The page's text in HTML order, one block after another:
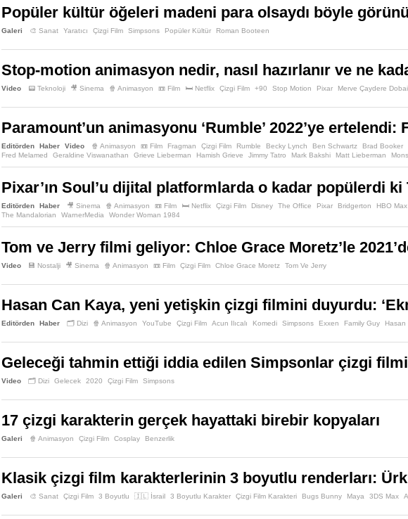
Popüler kültür öğeleri madeni para olsaydı böyle
Galeri 🎨 Sanat Yaratıcı Çizgi Film Simpsons Popüler Kültür Roman Booteen
Stop-motion animasyon nedir, nasıl hazırlanır ve ne
Video 📟 Teknoloji 🎥 Sinema 🍿 Animasyon 📼 Film 🛏️ Netflix Çizgi Film +90 Stop Motion Pixar Merve Çaydere Dobai
Paramount’un animasyonu ‘Rumble’ 2022’ye ertelendi:
Editörden Haber Video 🍿 Animasyon 📼 Film Fragman Çizgi Film Rumble Becky Lynch Ben Schwartz Brad Booker
Fred Melamed
Geraldine Viswanathan Grieve Lieberman Hamish Grieve Jimmy Tatro Mark Bakshi Matt Lieberman
Pixar’ın Soul’u dijital platformlarda o kadar popülerdi ki
Editörden Haber 🎥 Sinema 🍿 Animasyon 📼 Film 🛏️ Netflix Çizgi Film Disney The Office Pixar Bridgerton HBO Max
The Mandalorian
WarnerMedia Wonder Woman 1984
Tom ve Jerry filmi geliyor: Chloe Grace Moretz’le
Video 💾 Nostalji 🎥 Sinema 🍿 Animasyon 📼 Film Çizgi Film Chloe Grace Moretz Tom Ve Jerry
Hasan Can Kaya, yeni yetişkin çizgi filmini duyurdu:
Editörden Haber 🗂️ Dizi 🍿 Animasyon YouTube Çizgi Film Acun Ilıcalı Komedi Simpsons Exxen Family Guy Hasan
Geleceği tahmin ettiği iddia edilen Simpsonlar çizgi
Video 🗂️ Dizi Gelecek 2020 Çizgi Film Simpsons
17 çizgi karakterin gerçek hayattaki birebir kopyaları
Galeri 🍿 Animasyon Çizgi Film Cosplay Benzerlik
Klasik çizgi film karakterlerinin 3 boyutlu renderları:
Galeri 🎨 Sanat Çizgi Film 3 Boyutlu 🇮🇱 İsrail 3 Boyutlu Karakter Çizgi Film Karakteri Bugs Bunny Maya 3DS Max